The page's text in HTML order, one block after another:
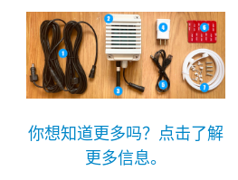
你想知道更多吗？点击了解
更多信息。